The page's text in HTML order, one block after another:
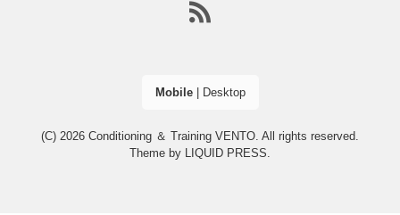
Mobile| Desktop
(C) 2026 Conditioning ＆ Training VENTO. All rights reserved.
Theme by LIQUID PRESS.